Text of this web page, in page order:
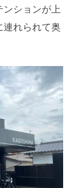
ションが上
連れられて奥